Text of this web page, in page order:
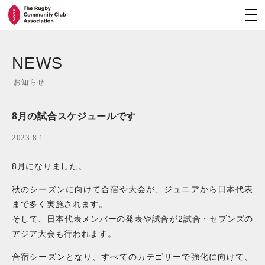
NEWS
お知らせ
8月の試合スケジュールです
2023.8.1
8月になりました。
秋のシーズンに向けて合宿や大会が、ジュニアから日本代表
まで多く実施されます。
そして、日本代表メンバーの発表や試合が2試合・セブンズの
アジア大会も行われます。
合宿シーズンとなり、すべてのカテゴリーで強化に向けて、